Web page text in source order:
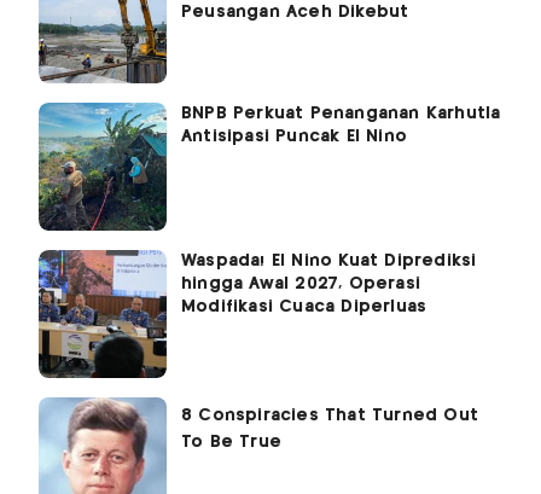
Peusangan Aceh Dikebut
BNPB Perkuat Penanganan Karhutla
Antisipasi Puncak El Nino
Waspada! El Nino Kuat Diprediksi
hingga Awal 2027, Operasi
Modifikasi Cuaca Diperluas